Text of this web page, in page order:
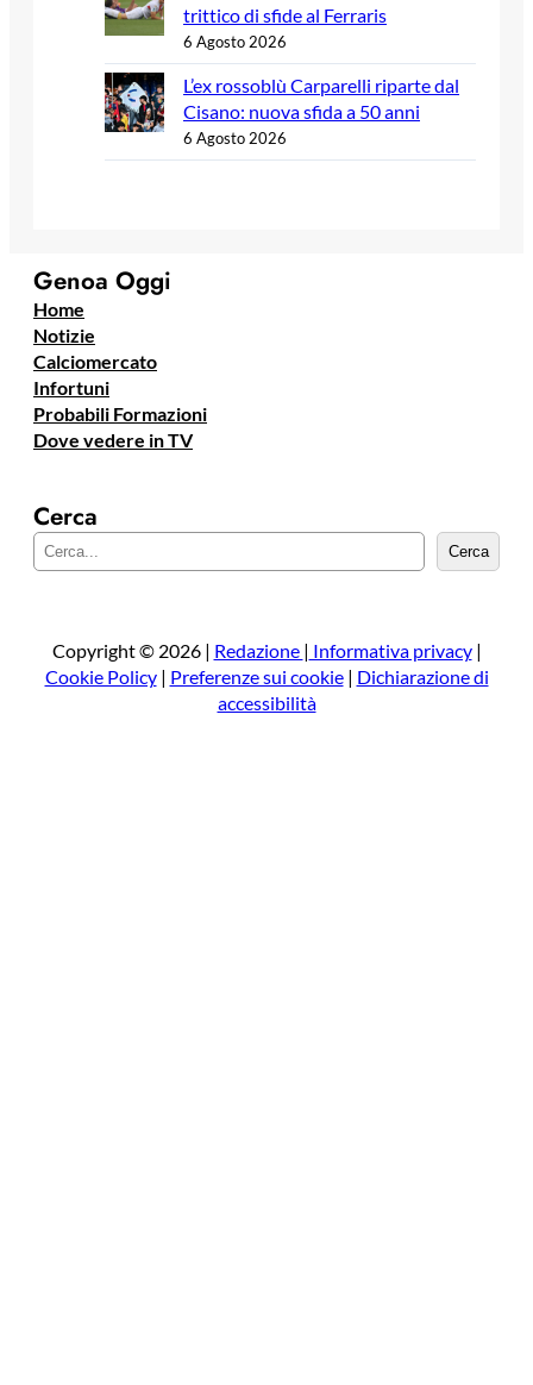
trittico di sfide al Ferraris
6 Agosto 2026
L’ex rossoblù Carparelli riparte dal
Cisano: nuova sfida a 50 anni
6 Agosto 2026
Genoa Oggi
Home
Notizie
Calciomercato
Infortuni
Probabili Formazioni
Dove vedere in TV
Cerca
e
a
Cerca
Copyright © 2026 | Redazione | Informativa privacy|
Cookie Policy| Preferenze sui cookie| Dichiarazione di
accessibilità